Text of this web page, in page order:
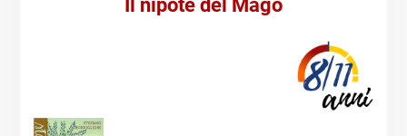
Il nipote del Mago